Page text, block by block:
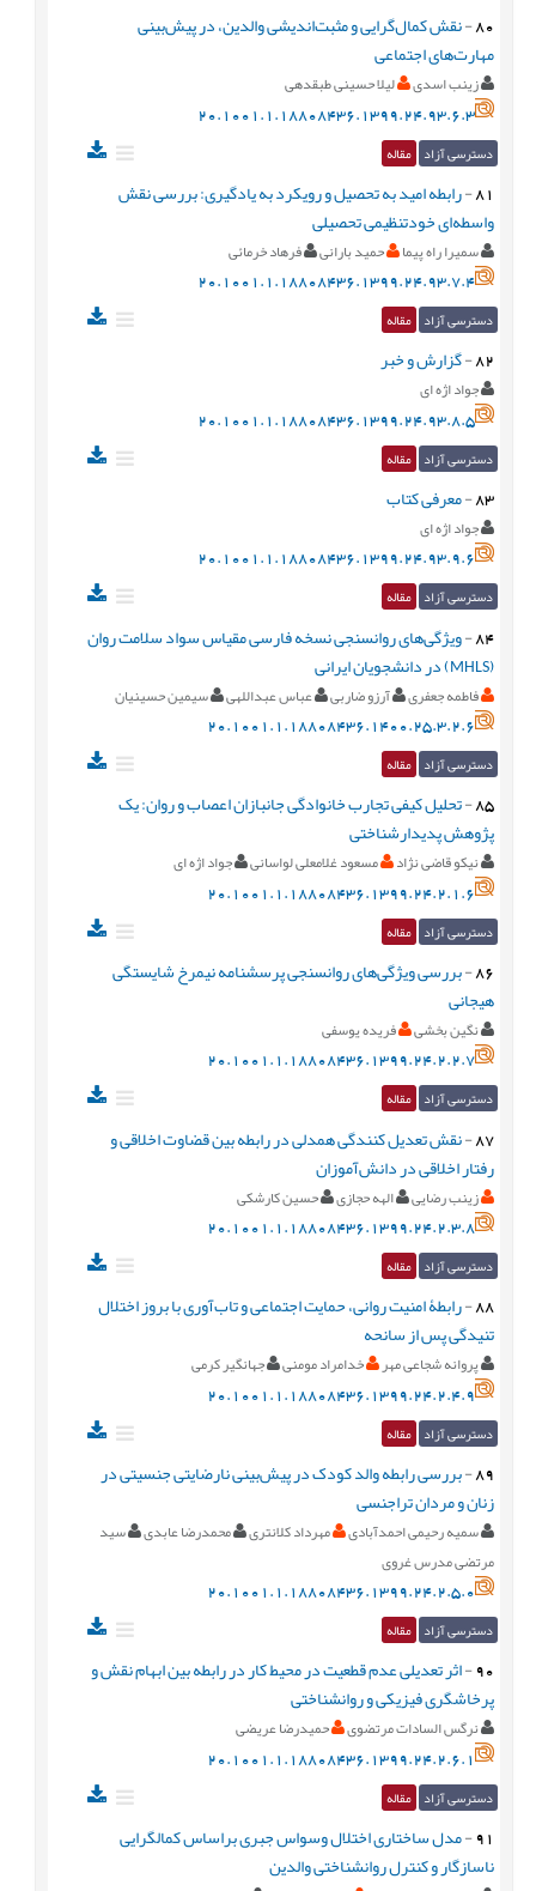
80
-نقش کمال‌گرايی و مثبت‌انديشی والدين، در پيش‌بينی
مهارت‌های اجتماعی
زینب اسدی لیلا حسینی طبقدهی
20.1001.1.18808436.1399.24.93.6.3
دسترسی آزاد مقاله
81
-رابطه اميد به تحصيل و رويکرد به يادگيری: بررسی نقش
واسطه‌ای خودتنظيمی تحصيلی
سمیرا راه پیما حمید بارانی فرهاد خرمائی
20.1001.1.18808436.1399.24.93.7.4
دسترسی آزاد مقاله
82
-گزارش و خبر
جواد اژه ای
20.1001.1.18808436.1399.24.93.8.5
دسترسی آزاد مقاله
83
-معرفی کتاب
جواد اژه ای
20.1001.1.18808436.1399.24.93.9.6
دسترسی آزاد مقاله
84
-ویژگی‌های روانسنجی نسخه فارسی مقیاس سواد سلامت روان
فاطمه جعفری آرزو ضاربی عباس عبداللهی سیمین حسینیان
20.1001.1.18808436.1400.25.3.2.6
دسترسی آزاد مقاله
85
-تحليل کيفی تجارب خانوادگی جانبازان اعصاب و روان: يک
پژوهش پديدارشناختی
نیکو قاضی نژاد مسعود غلامعلی لواسانی جواد اژه ای
20.1001.1.18808436.1399.24.2.1.6
دسترسی آزاد مقاله
86
-بررسی ويژگی‌های روانسنجی پرسشنامه نيمرخ شايستگی
هيجانی
نگین بخشی فریده یوسفی
20.1001.1.18808436.1399.24.2.2.7
دسترسی آزاد مقاله
87
-نقش تعديل کنندگی همدلی در رابطه بين قضاوت اخلاقی و
رفتار اخلاقی در دانش‌آموزان
زینب رضایی الهه حجازی حسین کارشکی
20.1001.1.18808436.1399.24.2.3.8
دسترسی آزاد مقاله
88
-رابطۀ امنيت روانی، حمايت اجتماعی و تاب­­‌آوری با بروز اختلال
تنيدگی پس از سانحه
پروانه شجاعی مهر خدامراد مومنی جهانگیر کرمی
20.1001.1.18808436.1399.24.2.4.9
دسترسی آزاد مقاله
89
-بررسی رابطه والد کودک در پيش‌بينی نارضايتی جنسيتی در
زنان و مردان تراجنسی
سمیه رحیمی احمدآبادی مهرداد کلانتری محمدرضا عابدی
سید
مرتضی مدرس غروی
20.1001.1.18808436.1399.24.2.5.0
دسترسی آزاد مقاله
90
-اثر تعديلی عدم قطعيت در محيط کار در رابطه بين ابهام نقش و
پرخاشگری فيزيکی و روانشناختی
نرگس السادات مرتضوی حمیدرضا عریضی
20.1001.1.18808436.1399.24.2.6.1
دسترسی آزاد مقاله
91
-مدل ساختاری اختلال وسواس جبری براساس کمالگرايی
ناسازگار و کنترل روانشناختی والدين